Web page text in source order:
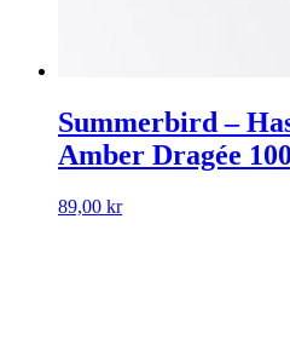
Summerbird –
Amber Dragée
89,00 kr